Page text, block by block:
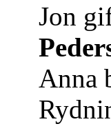
Jon
Anna